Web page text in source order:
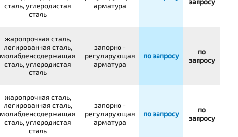
сталь, углеродистая
сталь
арматура
запросу
жаропрочная сталь,
легированная сталь,
молибденсодержащая
сталь, углеродистая
сталь
запорно -
регулирующая
арматура
по запросу
по
запросу
жаропрочная сталь,
легированная сталь,
молибденсодержащая
сталь, углеродистая
сталь
запорно -
регулирующая
арматура
по запросу
по
запросу